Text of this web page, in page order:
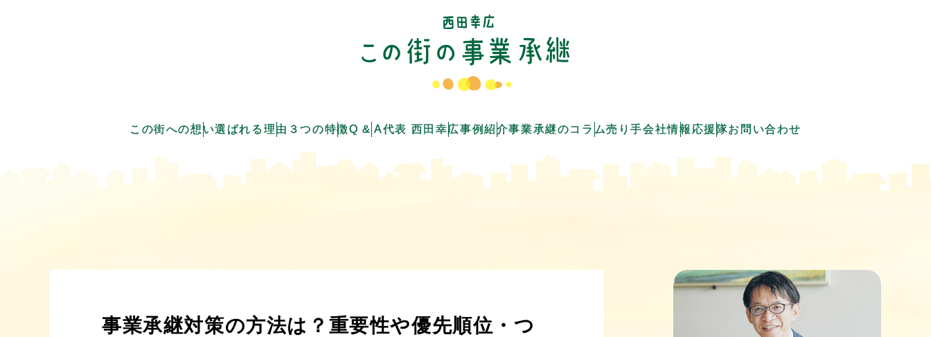
この街への想い選ばれる理由 ３つの特徴Q & A代表 西田幸広事例紹介事業承継のコラム売り手会社情報 応援隊お問い合わせ
事業承継対策の方法は？重要性や優先順位・つ